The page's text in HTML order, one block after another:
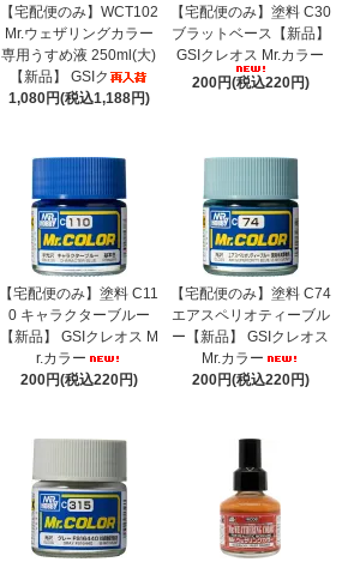
【宅配便のみ】WCT102
Mr.ウェザリングカラー
専用うすめ液 250ml(大)
【新品】 GSIク
1,080円(税込1,188円)
【宅配便のみ】塗料 C30
ブラットベース【新品】
GSIクレオス Mr.カラー
200円(税込220円)
【宅配便のみ】塗料 C11
0 キャラクターブルー
【新品】 GSIクレオス M
r.カラー
200円(税込220円)
【宅配便のみ】塗料 C74
エアスペリオティーブル
ー【新品】 GSIクレオス
Mr.カラー
200円(税込220円)